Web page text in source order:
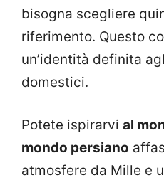
bisogna scegliere
riferimento. Questo
un’identità definita
domestici.
Potete ispirarvi al
mondo persiano
atmosfere da Mille e